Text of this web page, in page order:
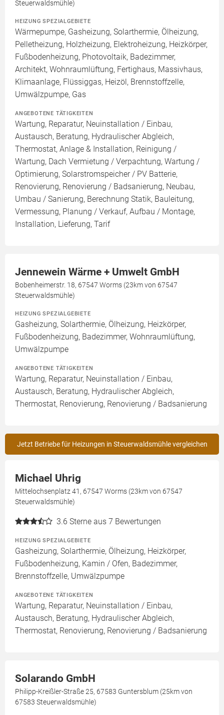
Steuerwaldsmühle)
HEIZUNG SPEZIALGEBIETE
Wärmepumpe, Gasheizung, Solarthermie, Ölheizung,
Pelletheizung, Holzheizung, Elektroheizung, Heizkörper,
Fußbodenheizung, Photovoltaik, Badezimmer,
Architekt, Wohnraumlüftung, Fertighaus, Massivhaus,
Klimaanlage, Flüssiggas, Heizöl, Brennstoffzelle,
Umwälzpumpe, Gas
ANGEBOTENE TÄTIGKEITEN
Wartung, Reparatur, Neuinstallation / Einbau,
Austausch, Beratung, Hydraulischer Abgleich,
Thermostat, Anlage & Installation, Reinigung /
Wartung, Dach Vermietung / Verpachtung, Wartung /
Optimierung, Solarstromspeicher / PV Batterie,
Renovierung, Renovierung / Badsanierung, Neubau,
Umbau / Sanierung, Berechnung Statik, Bauleitung,
Vermessung, Planung / Verkauf, Aufbau / Montage,
Installation, Lieferung, Tarif
Jennewein Wärme + Umwelt GmbH
Bobenheimerstr. 18, 67547 Worms (23km von 67547
Steuerwaldsmühle)
HEIZUNG SPEZIALGEBIETE
Gasheizung, Solarthermie, Ölheizung, Heizkörper,
Fußbodenheizung, Badezimmer, Wohnraumlüftung,
Umwälzpumpe
ANGEBOTENE TÄTIGKEITEN
Wartung, Reparatur, Neuinstallation / Einbau,
Austausch, Beratung, Hydraulischer Abgleich,
Thermostat, Renovierung, Renovierung / Badsanierung
Jetzt Betriebe für Heizungen in Steuerwaldsmühle vergleichen
Michael Uhrig
Mittelochsenplatz 41, 67547 Worms (23km von 67547
Steuerwaldsmühle)
3.6 Sterne aus 7 Bewertungen
HEIZUNG SPEZIALGEBIETE
Gasheizung, Solarthermie, Ölheizung, Heizkörper,
Fußbodenheizung, Kamin / Ofen, Badezimmer,
Brennstoffzelle, Umwälzpumpe
ANGEBOTENE TÄTIGKEITEN
Wartung, Reparatur, Neuinstallation / Einbau,
Austausch, Beratung, Hydraulischer Abgleich,
Thermostat, Renovierung, Renovierung / Badsanierung
Solarando GmbH
Philipp-Kreißler-Straße 25, 67583 Guntersblum (25km von
67583 Steuerwaldsmühle)